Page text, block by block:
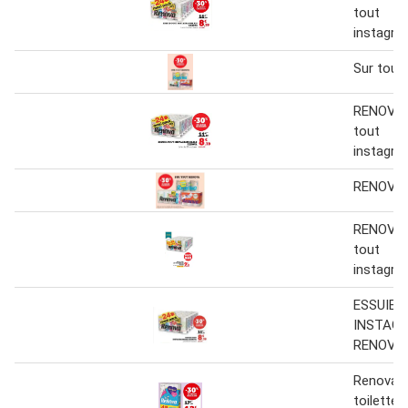
tout
Sur tout
tout
tout
ESSUIE
RENOVA
Renova
toilette